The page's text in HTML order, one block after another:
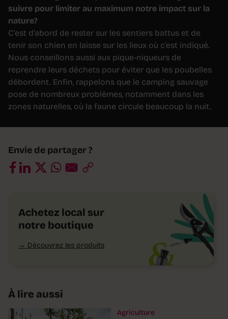
suivre pour limiter au maximum notre impact sur la
nature?
C’est d’abord de rester sur les sentiers battus et de
tenir son chien en laisse sur les lieux où c’est indiqué.
Nous conseillons aussi aux pique-niqueurs de
reprendre leurs déchets pour éviter que les poubelles
débordent. Enfin, rappelons que le camping sauvage
pose de nombreux problèmes, notamment dans les
zones naturelles, où la faune circule beaucoup la nuit.
Envie de partager ?
Achetez local sur
notre boutique
Découvrez les produits
À lire aussi
Agriculture